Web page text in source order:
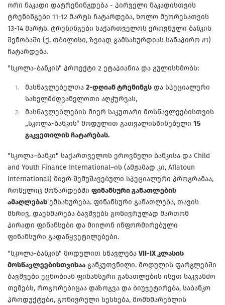
ორი ნაკადი დატრენინგდება - პირველი ნაკადისთვის
ტრენინგები 11-12 მარტს ჩატარდება, ხოლო მეორესათვის
13-14 მარტს. ტრენინგები საქართველოს ეროვნული ბანკის
შენობაში (ქ. თბილისი, ზვიად გამსახურდიას სანაპირო #1)
ჩატარდება.
"სკოლა-ბანკის" პროექტი 2 ეტაპიანია და გულისხმობს:
მასწავლებელთა 2-დღიან ტრენინგს და სპეციალური
სახელმძღვანელოთი აღჭურვას,
მასწავლებლების მიერ საკუთარი მოსწავლეებისთვის
„სკოლა-ბანკის“ მოდულით გათვალისწინებული 15
გაკვეთილის ჩატარებას.
"სკოლა–ბანკი" საქართველოს ეროვნული ბანკისა და Child
and Youth Finance International–ის (ამჟამად კი, Aflatoun
International) მიერ შემუშავებული სპეციალური პროგრამაა,
რომელიც მოზარდებში ფინანსური განათლების
ამაღლებას ემსახურება. ფინანსური განათლება, თავის
მხრივ, დაეხმარება ბავშვებს გონივრულად მართონ
პირადი ფინანსები და მიიღონ ინფორმირებული
ფინანსური გადაწყვეტილებები.
"სკოლა-ბანკის" მოდულით სწავლება VII-IX კლასის
მოსწავლეებისთვისაა განკუთვნილი. მოდულის ფარგლებში
ბავშვები ეცნობიან ფინანსური განათლების ისეთ საკვანძო
თემებს, როგორებიცაა დაზოგვა და ბიუჯეტირება, საბანკო
პროდუქტები, გონივრული სესხება, მომხმარებლის